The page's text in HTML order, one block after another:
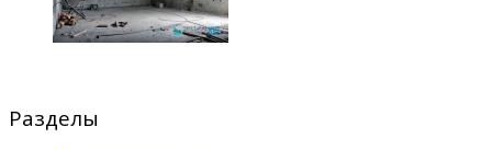
Разделы